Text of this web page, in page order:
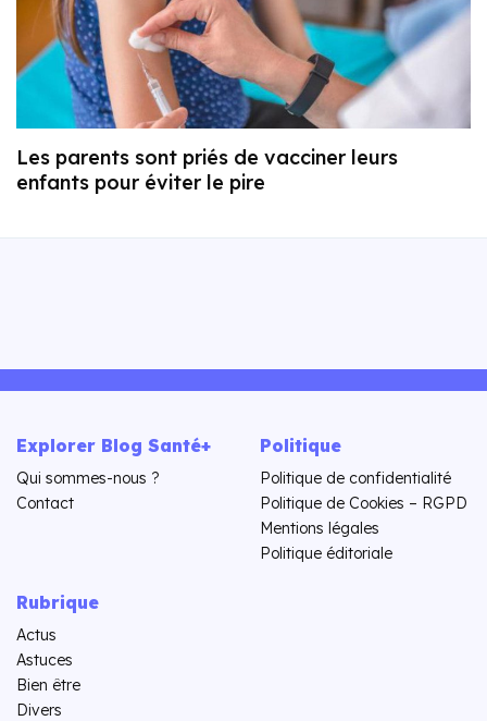
Les parents sont priés de vacciner leurs
enfants pour éviter le pire
Explorer Blog Santé+
Qui sommes-nous ?
Contact
Politique
Politique de confidentialité
Politique de Cookies – RGPD
Mentions légales
Politique éditoriale
Rubrique
Actus
Astuces
Bien être
Divers